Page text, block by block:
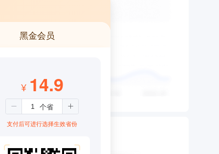
黑金会员
¥ 14.9
支付后可进行选择生效省份